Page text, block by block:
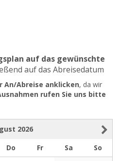
auf das gewünschte
auf das Abreisedatum
An/Abreise anklicken, da wir
rufen Sie uns bitte
2026
Do Fr Sa
So